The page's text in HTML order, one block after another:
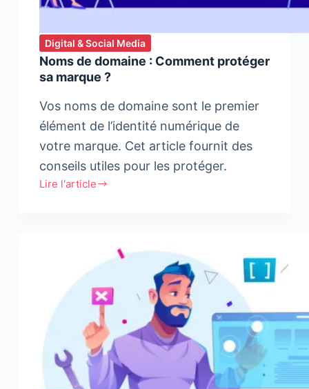
Digital & Social Media
Noms de domaine : Comment protéger
sa marque ?
Vos noms de domaine sont le premier
élément de l’identité numérique de
votre marque. Cet article fournit des
conseils utiles pour les protéger.
Lire l'article
Noms
marque